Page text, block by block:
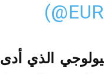
الذي أدى